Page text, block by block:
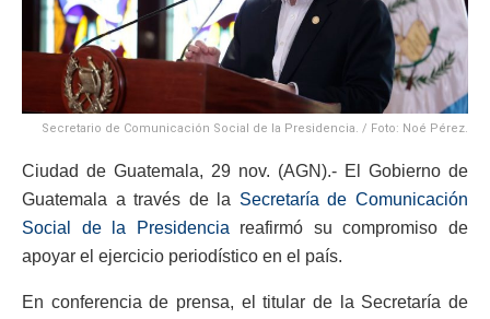
Secretario de Comunicación Social de la Presidencia. / Foto: Noé Pérez.
Ciudad de Guatemala, 29 nov. (AGN).- El Gobierno de
Guatemala a través de la Secretaría de Comunicación
Social de la Presidencia reafirmó su compromiso de
apoyar el ejercicio periodístico en el país.
En conferencia de prensa, el titular de la Secretaría de